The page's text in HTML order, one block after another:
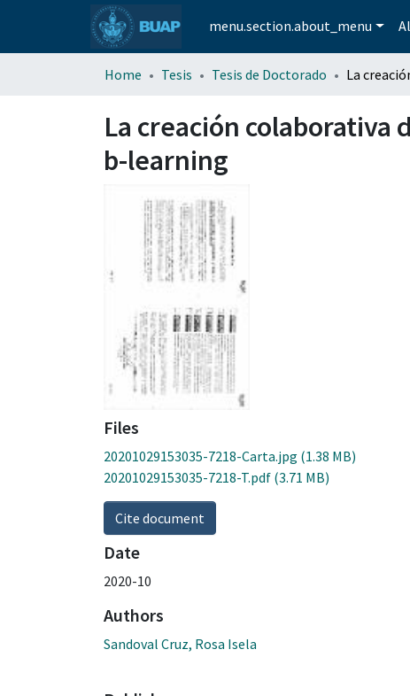
menu.section.about_menu
Home Tesis Tesis de Doctorado
La creación colaborativa
b-learning
Files
20201029153035-7218-Carta.jpg (1.38 MB)
20201029153035-7218-T.pdf (3.71 MB)
Cite document
Date
2020-10
Authors
Sandoval Cruz, Rosa Isela